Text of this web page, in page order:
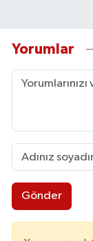
Yorumlar
Gönder